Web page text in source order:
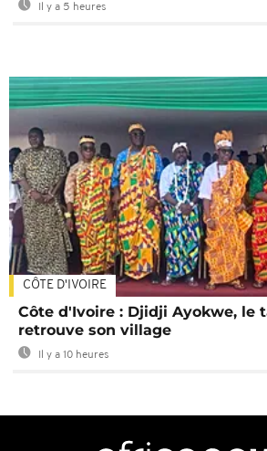
Il y a 5 heures
CÔTE D'IVOIRE
Côte d'Ivoire : Djidji Ayokwe, le
retrouve son village
Il y a 10 heures